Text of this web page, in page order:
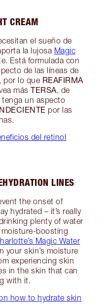
CREAM
el sueño de
la lujosa Magic
Está formulada con
de las líneas de
por lo que REAFIRMA
másTERSA, de
un aspecto
por las
del retinol
LINES
the onset of
hydrated – it’s really
plenty of water
boosting
Magic Water
your skin’s moisture
experiencing skin
in the skin that can
with it.
how to hydrate skin